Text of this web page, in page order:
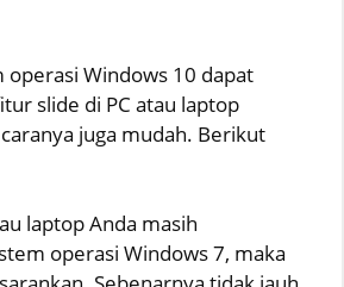
operasi Windows 10 dapat
slide di PC atau laptop
juga mudah. Berikut
laptop Anda masih
operasi Windows 7, maka